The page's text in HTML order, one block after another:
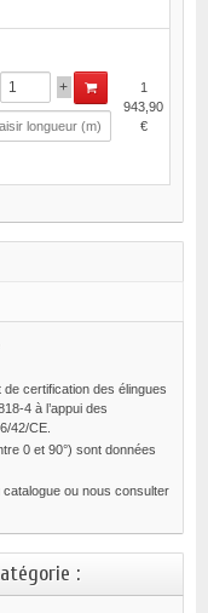
+
1
943,90
€
certification des élingues
4 à l’appui des
42/CE.
0 et 90°) sont données
ou nous consulter
: